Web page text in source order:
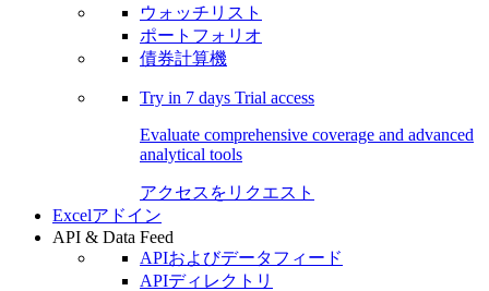
ウォッチリスト
ポートフォリオ
債券計算機
Try in 7 days Trial access
Evaluate comprehensive coverage and advanced
analytical tools
アクセスをリクエスト
Excelアドイン
API & Data Feed
APIおよびデータフィード
APIディレクトリ